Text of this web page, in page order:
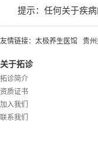
提示：任何关于疾
友情链接： 太极养生医馆 贵
关于拓诊
拓诊简介
资质证书
加入我们
联系我们